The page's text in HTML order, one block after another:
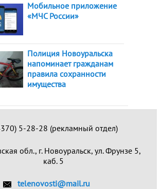
Мобильное приложение
«МЧС России»
Полиция Новоуральска
напоминает гражданам
правила сохранности
имущества
5-28-28 (рекламный отдел)
обл., г. Новоуральск, ул. Фрунзе 5,
каб. 5
telenovosti@mail.ru